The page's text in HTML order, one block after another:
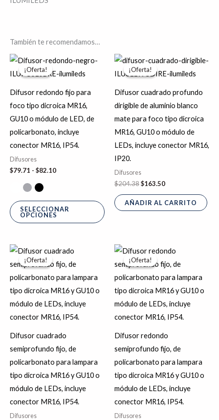
También te recomendamos…
¡Oferta!
¡Oferta!
Difusor redondo fijo para
foco tipo dicroica MR16,
GU10 o módulo de LED, de
policarbonato, incluye
conector MR16, IP54.
Difusores
$79.71 - $82.10
Rango
de
precios:
$79.71
hasta
$82.10
SELECCIONAR
OPCIONES
Este
producto
elegir
producto
¡Oferta!
¡Oferta!
Difusor cuadrado profundo
dirigible de aluminio blanco
mate para foco tipo dicroica
MR16, GU10 o módulo de
LEDs, incluye conector MR16,
IP20.
Difusores
$204.38
precio
original
$204.38.
$163.50
precio
actual
$163.50.
AÑADIR AL CARRITO
¡Oferta!
¡Oferta!
Difusor cuadrado
semiprofundo fijo, de
policarbonato para lampara
tipo dicroica MR16 y GU10 o
módulo de LEDs, incluye
conector MR16, IP54.
Difusores
precio
original
$65.55.
precio
actual
$52.44.
¡Oferta!
¡Oferta!
Difusor redondo
semiprofundo fijo, de
policarbonato para lampara
tipo dicroica MR16 y GU10 o
módulo de LEDs, incluye
conector MR16, IP54.
Difusores
precio
original
$67.20.
El
precio
actual
$53.76.